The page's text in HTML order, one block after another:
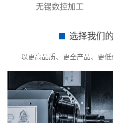
无锡数控加工
选择我们的
以更高品质、更全产品、更